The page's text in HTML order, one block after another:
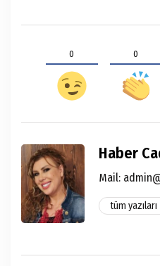
0 0
Haber
Mail:
tüm yazıları